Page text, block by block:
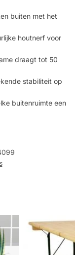
buiten met het
houtnerf voor
draagt tot 50
stabiliteit op
buitenruimte een